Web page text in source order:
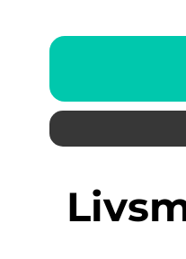
Livsmedelsverket kostråd: En